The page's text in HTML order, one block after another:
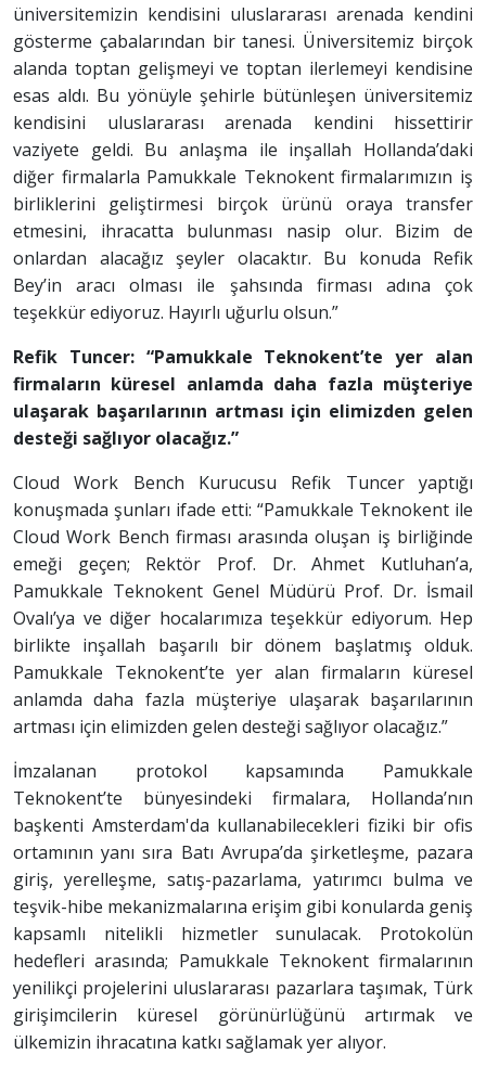
üniversitemizin kendisini uluslararası arenada kendini
gösterme çabalarından bir tanesi. Üniversitemiz birçok
alanda toptan gelişmeyi ve toptan ilerlemeyi kendisine
esas aldı. Bu yönüyle şehirle bütünleşen üniversitemiz
kendisini uluslararası arenada kendini hissettirir
vaziyete geldi. Bu anlaşma ile inşallah Hollanda’daki
diğer firmalarla Pamukkale Teknokent firmalarımızın iş
birliklerini geliştirmesi birçok ürünü oraya transfer
etmesini, ihracatta bulunması nasip olur. Bizim de
onlardan alacağız şeyler olacaktır. Bu konuda Refik
Bey’in aracı olması ile şahsında firması adına çok
teşekkür ediyoruz. Hayırlı uğurlu olsun.”
Refik Tuncer: “Pamukkale Teknokent’te yer alan
firmaların küresel anlamda daha fazla müşteriye
ulaşarak başarılarının artması için elimizden gelen
desteği sağlıyor olacağız.”
Cloud Work Bench Kurucusu Refik Tuncer yaptığı
konuşmada şunları ifade etti: “Pamukkale Teknokent ile
Cloud Work Bench firması arasında oluşan iş birliğinde
emeği geçen; Rektör Prof. Dr. Ahmet Kutluhan’a,
Pamukkale Teknokent Genel Müdürü Prof. Dr. İsmail
Ovalı’ya ve diğer hocalarımıza teşekkür ediyorum. Hep
birlikte inşallah başarılı bir dönem başlatmış olduk.
Pamukkale Teknokent’te yer alan firmaların küresel
anlamda daha fazla müşteriye ulaşarak başarılarının
artması için elimizden gelen desteği sağlıyor olacağız.”
İmzalanan protokol kapsamında Pamukkale
Teknokent’te bünyesindeki firmalara, Hollanda’nın
başkenti Amsterdam'da kullanabilecekleri fiziki bir ofis
ortamının yanı sıra Batı Avrupa’da şirketleşme, pazara
giriş, yerelleşme, satış-pazarlama, yatırımcı bulma ve
teşvik-hibe mekanizmalarına erişim gibi konularda geniş
kapsamlı nitelikli hizmetler sunulacak. Protokolün
hedefleri arasında; Pamukkale Teknokent firmalarının
yenilikçi projelerini uluslararası pazarlara taşımak, Türk
girişimcilerin küresel görünürlüğünü artırmak ve
ülkemizin ihracatına katkı sağlamak yer alıyor.